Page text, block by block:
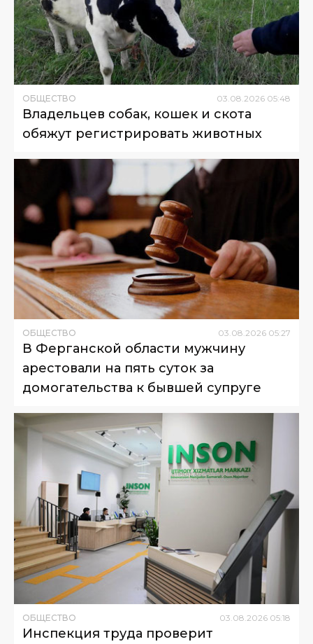
ОБЩЕСТВО 03 08 2026 05:48
Владельцев собак, кошек и скота
обяжут регистрировать животных
ОБЩЕСТВО 03.08.2026 05:27
В Ферганской области мужчину
арестовали на пять суток за
домогательства к бывшей супруге
ОБЩЕСТВО 03 08 2026 05:18
Инспекция труда проверит